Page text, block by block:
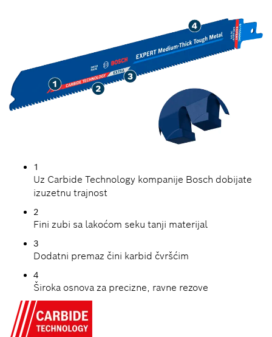
1
Uz Carbide Technology kompanije Bosch dobijate
izuzetnu trajnost
2
Fini zubi sa lakoćom seku tanji materijal
3
Dodatni premaz čini karbid čvršćim
4
Široka osnova za precizne, ravne rezove